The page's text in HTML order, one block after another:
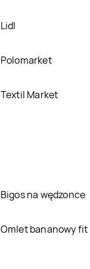
Lidl
Polomarket
Textil Market
Bigos na wędzonce
Omlet bananowy fit